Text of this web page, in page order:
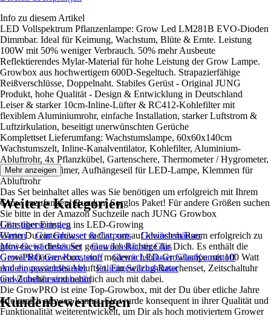
Info zu diesem Artikel
LED Vollspektrum Pflanzenlampe: Grow Led LM281B EVO-Dioden
Dimmbar. Ideal für Keimung, Wachstum, Blüte & Ernte. Leistung
100W mit 50% weniger Verbrauch. 50% mehr Ausbeute
Reflektierendes Mylar-Material für hohe Leistung der Grow Lampe.
Growbox aus hochwertigem 600D-Segeltuch. Strapazierfähige
Reißverschlüsse, Doppelnaht. Stabiles Gerüst - Original JUNG
Produkt, hohe Qualität - Design & Entwicklung in Deutschland
Leiser & starker 10cm-Inline-Lüfter & RC412-Kohlefilter mit
flexiblem Aluminiumrohr, einfache Installation, starker Luftstrom &
Luftzirkulation, beseitigt unerwünschten Gerüche
Komplettset Lieferumfang: Wachstumslampe, 60x60x140cm
Wachstumszelt, Inline-Kanalventilator, Kohlefilter, Aluminium-
Abluftrohr, 4x Pflanzkübel, Gartenschere, Thermometer / Hygrometer,
Steckdose mit Timer, Aufhängeseil für LED-Lampe, Klemmen für
Abluftrohr
Das Set beinhaltet alles was Sie benötigen um erfolgreich mit Ihrem
Grow anzufangen! Rundum Sorglos Paket! Für andere Größen suchen
Sie bitte in der Amazon Suchzeile nach JUNG Growbox
Günstiger Einstieg ins LED-Growing
Wenn Du ein Growset suchst, um auf kleinstem Raum erfolgreich zu
growen, ist dieses Set genau das Richtige für Dich. Es enthält die
GrowPRO Growbox, eine moderne LED-Growlampe mit 100 Watt
und ein passendes Abluftset. Ein Seilzug-Ratschenset, Zeitschaltuhr
und Zubehör sind natürlich auch mit dabei.
Die GrowPRO ist eine Top-Growbox, mit der Du über etliche Jahre
erfolgreich growen kannst. Sie wurde konsequent in ihrer Qualität und
Funktionalität weiterentwickelt, um Dir als hoch motiviertem Grower
Mehr anzeigen
Weitere Kategorien
Liste überspringen
Garten
Gartenhäuser & Carports
Gewächshäuser
Mini-Gewächshäuser
Gewächshäuser Glas
Gewächshäuser Kunststoff
Gewächshäuser Glas/Kunststoff
Anlehngewächshäuser
Foliengewächshäuser
Gewächshäuserzubehör
Kundenbewertungen